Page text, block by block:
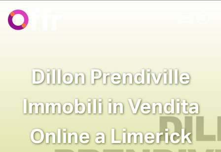
Dillon Prendiville
Immobili in Vendita
Online a Limerick